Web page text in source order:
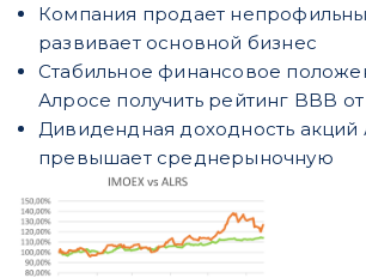
Компания продает
развивает основной бизнес
Стабильное финансовое
Алросе получить рейтинг BBB
Дивидендная доходность акций
превышает среднерыночную